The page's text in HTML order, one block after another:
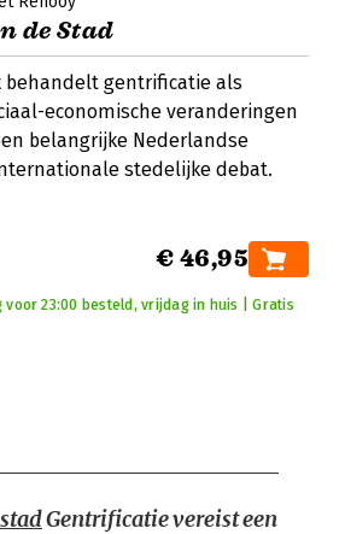
de Stad
behandelt gentrificatie als
economische veranderingen
belangrijke Nederlandse
stedelijke debat.
€ 46,95
voor 23:00 besteld, vrijdag in huis | Gratis
Gentrificatie vereist een